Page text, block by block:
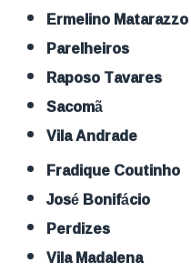
Ermelino Matarazzo
Parelheiros
Raposo Tavares
Sacomã
Vila Andrade
Fradique Coutinho
José Bonifácio
Perdizes
Vila Madalena